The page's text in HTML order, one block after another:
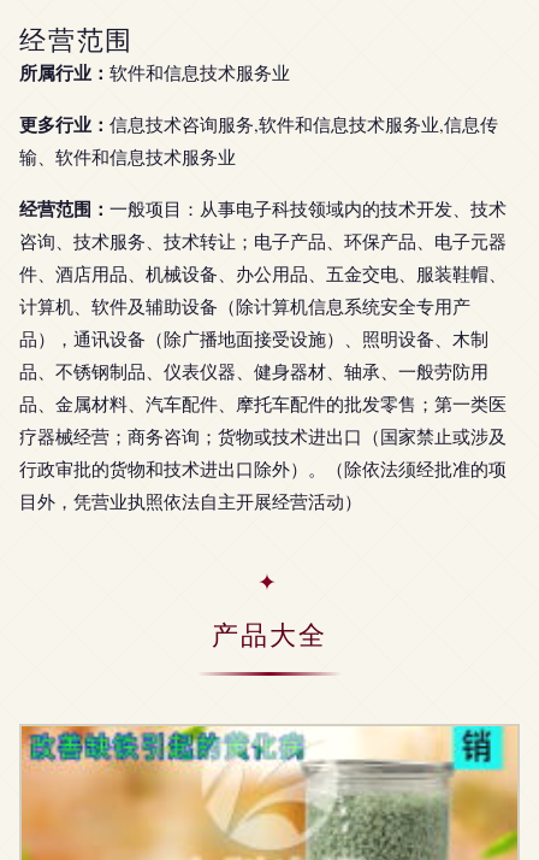
经营范围
所属行业： 软件和信息技术服务业
更多行业： 信息技术咨询服务,软件和信息技术服务业,信息传
输、软件和信息技术服务业
经营范围： 一般项目：从事电子科技领域内的技术开发、技术
咨询、技术服务、技术转让；电子产品、环保产品、电子元器
件、酒店用品、机械设备、办公用品、五金交电、服装鞋帽、
计算机、软件及辅助设备（除计算机信息系统安全专用产
品），通讯设备（除广播地面接受设施）、照明设备、木制
品、不锈钢制品、仪表仪器、健身器材、轴承、一般劳防用
品、金属材料、汽车配件、摩托车配件的批发零售；第一类医
疗器械经营；商务咨询；货物或技术进出口（国家禁止或涉及
行政审批的货物和技术进出口除外）。（除依法须经批准的项
目外，凭营业执照依法自主开展经营活动）
产品大全